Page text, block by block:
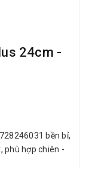
24cm -
bền bỉ,
phù hợp chiên -